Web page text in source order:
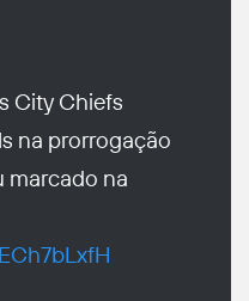
City Chiefs
na prorrogação
marcado na